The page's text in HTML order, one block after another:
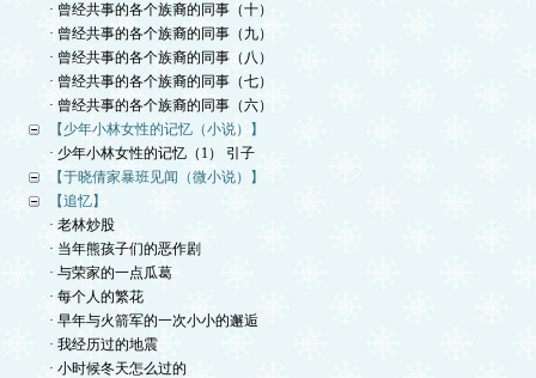
· 曾经共事的各个族裔的同事（十）
· 曾经共事的各个族裔的同事（九）
· 曾经共事的各个族裔的同事（八）
· 曾经共事的各个族裔的同事（七）
· 曾经共事的各个族裔的同事（六）
【少年小林女性的记忆（小说）】
· 少年小林女性的记忆（1） 引子
【于晓倩家暴班见闻（微小说）】
【追忆】
· 老林炒股
· 当年熊孩子们的恶作剧
· 与荣家的一点瓜葛
· 每个人的繁花
· 早年与火箭军的一次小小的邂逅
· 我经历过的地震
· 小时候冬天怎么过的